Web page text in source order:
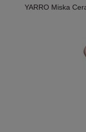
YARRO Miska